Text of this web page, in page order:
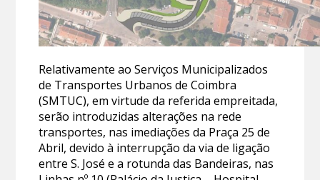
Relativamente ao Serviços Municipalizados
de Transportes Urbanos de Coimbra
(SMTUC), em virtude da referida empreitada,
serão introduzidas alterações na rede
transportes, nas imediações da Praça 25 de
Abril, devido à interrupção da via de ligação
entre S. José e a rotunda das Bandeiras, nas